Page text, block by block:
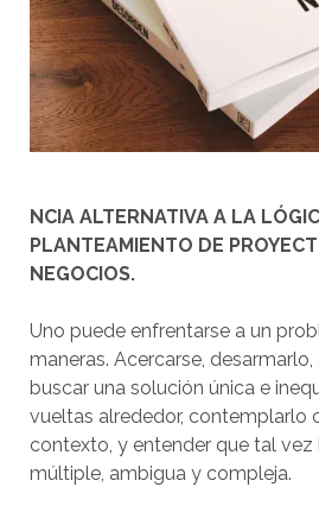
NCIA ALTERNATIVA A LA
PLANTEAMIENTO DE
NEGOCIOS.
Uno puede enfrentarse a un
maneras. Acercarse,
buscar una solución única e
vueltas alrededor, contemplarlo
contexto, y entender que tal vez
múltiple, ambigua y compleja.